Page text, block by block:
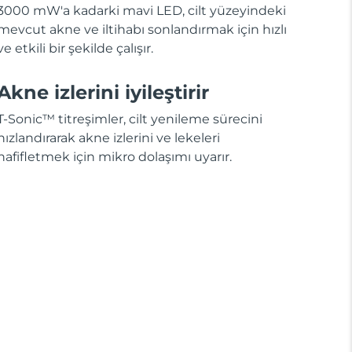
mW'a kadarki mavi LED, cilt yüzeyindeki
akne ve iltihabı sonlandırmak için hızlı
etkili bir şekilde çalışır.
izlerini iyileştirir
Sonic™ titreşimler, cilt yenileme sürecini
akne izlerini ve lekeleri
için mikro dolaşımı uyarır.